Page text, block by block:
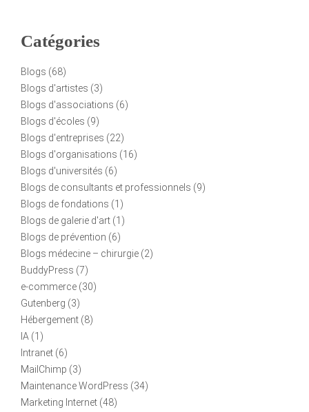
Catégories
Blogs (68)
Blogs d'artistes (3)
Blogs d'associations (6)
Blogs d'écoles (9)
Blogs d'entreprises (22)
Blogs d'organisations (16)
Blogs d'universités (6)
Blogs de consultants et professionnels (9)
Blogs de fondations (1)
Blogs de galerie d'art (1)
Blogs de prévention (6)
Blogs médecine – chirurgie (2)
BuddyPress (7)
e-commerce (30)
Gutenberg (3)
Hébergement (8)
IA (1)
Intranet (6)
MailChimp (3)
Maintenance WordPress (34)
Marketing Internet (48)